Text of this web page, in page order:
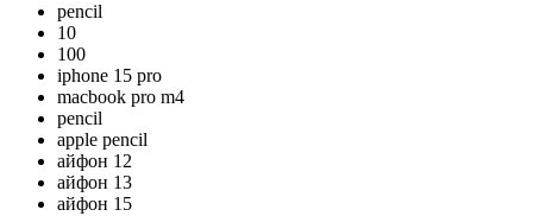
pencil
10
100
iphone 15 pro
macbook pro m4
pencil
apple pencil
айфон 12
айфон 13
айфон 15